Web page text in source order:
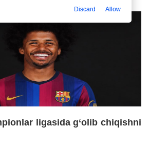
ligasida g‘olib chiqishni
Discard Allow